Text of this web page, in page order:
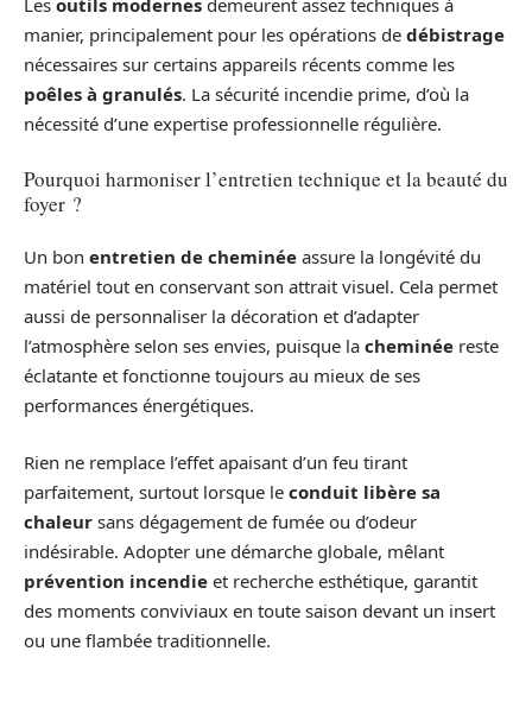
Les outils modernes demeurent assez techniques à
manier, principalement pour les opérations de débistrage
nécessaires sur certains appareils récents comme les
poêles à granulés. La sécurité incendie prime, d’où la
nécessité d’une expertise professionnelle régulière.
Pourquoi harmoniser l’entretien technique et la beauté du
foyer ?
Un bon entretien de cheminée assure la longévité du
matériel tout en conservant son attrait visuel. Cela permet
aussi de personnaliser la décoration et d’adapter
l’atmosphère selon ses envies, puisque la cheminée reste
éclatante et fonctionne toujours au mieux de ses
performances énergétiques.
Rien ne remplace l’effet apaisant d’un feu tirant
parfaitement, surtout lorsque le conduit libère sa
chaleur sans dégagement de fumée ou d’odeur
indésirable. Adopter une démarche globale, mêlant
prévention incendie et recherche esthétique, garantit
des moments conviviaux en toute saison devant un insert
ou une flambée traditionnelle.